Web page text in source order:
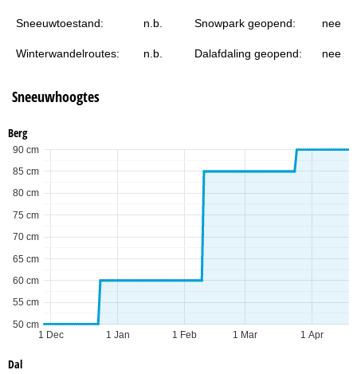
Sneeuwtoestand: n.b. Snowpark geopend: nee
Winterwandelroutes: n.b. Dalafdaling geopend: nee
Sneeuwhoogtes
Berg
1 Dec 1 Jan 1 Feb 1 Mar 1 Apr
50 cm
55 cm
60 cm
65 cm
70 cm
75 cm
80 cm
85 cm
90 cm
Dal